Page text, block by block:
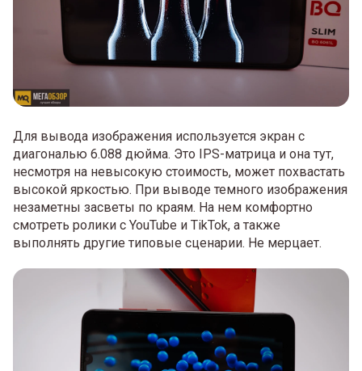
Для вывода изображения используется экран с
диагональю 6.088 дюйма. Это IPS-матрица и она тут,
несмотря на невысокую стоимость, может похвастать
высокой яркостью. При выводе темного изображения
незаметны засветы по краям. На нем комфортно
смотреть ролики с YouTube и TikTok, а также
выполнять другие типовые сценарии. Не мерцает.